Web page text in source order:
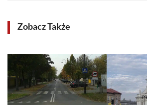
Zobacz Także